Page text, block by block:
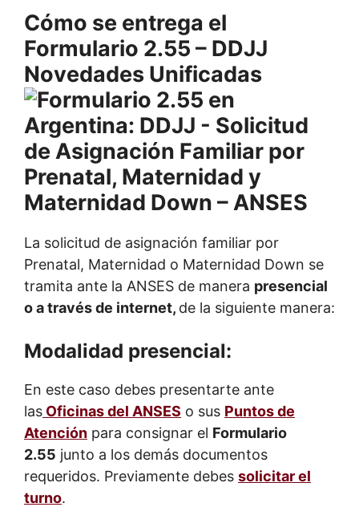
Cómo se entrega el
Formulario 2.55 – DDJJ
Novedades Unificadas
La solicitud de asignación familiar por
Prenatal, Maternidad o Maternidad Down se
tramita ante la ANSES de manera presencial
o a través de internet, de la siguiente manera:
Modalidad presencial:
En este caso debes presentarte ante
las Oficinas del ANSES o sus Puntos de
Atención para consignar el Formulario
2.55 junto a los demás documentos
requeridos. Previamente debes solicitar el
turno.